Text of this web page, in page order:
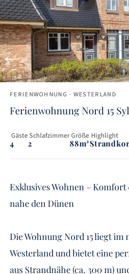
FERIENWOHNUNG · WESTERLAND
Ferienwohnung Nord 15
4
Gäste
2
Schlafzimmer
88m²
Größe Highlight
Exklusives Wohnen –
nahe den Dünen
Die Wohnung Nord 15 liegt
Westerland und bietet eine
aus Strandnähe (ca. 300 m)